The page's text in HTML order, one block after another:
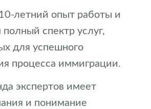
летний опыт работы и
спектр услуг,
для успешного
процесса иммиграции.
экспертов имеет
и понимание